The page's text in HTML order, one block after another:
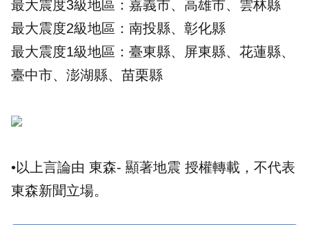
最大震度3級地區：嘉義市、高雄市、雲林縣
最大震度2級地區：南投縣、彰化縣
最大震度1級地區：臺東縣、屏東縣、花蓮縣、
臺中市、澎湖縣、苗栗縣
•以上言論由 東森- 顯著地震 授權轉載，不代表
東森新聞立場。